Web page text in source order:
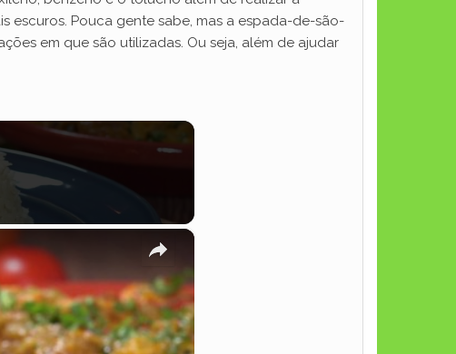
escuros. Pouca gente sabe, mas a espada-de-são-
em que são utilizadas. Ou seja, além de ajudar
×